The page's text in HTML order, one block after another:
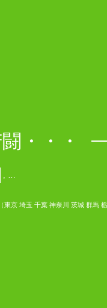
・・・
, …
東京 埼玉 千葉 神奈川 茨城 群馬